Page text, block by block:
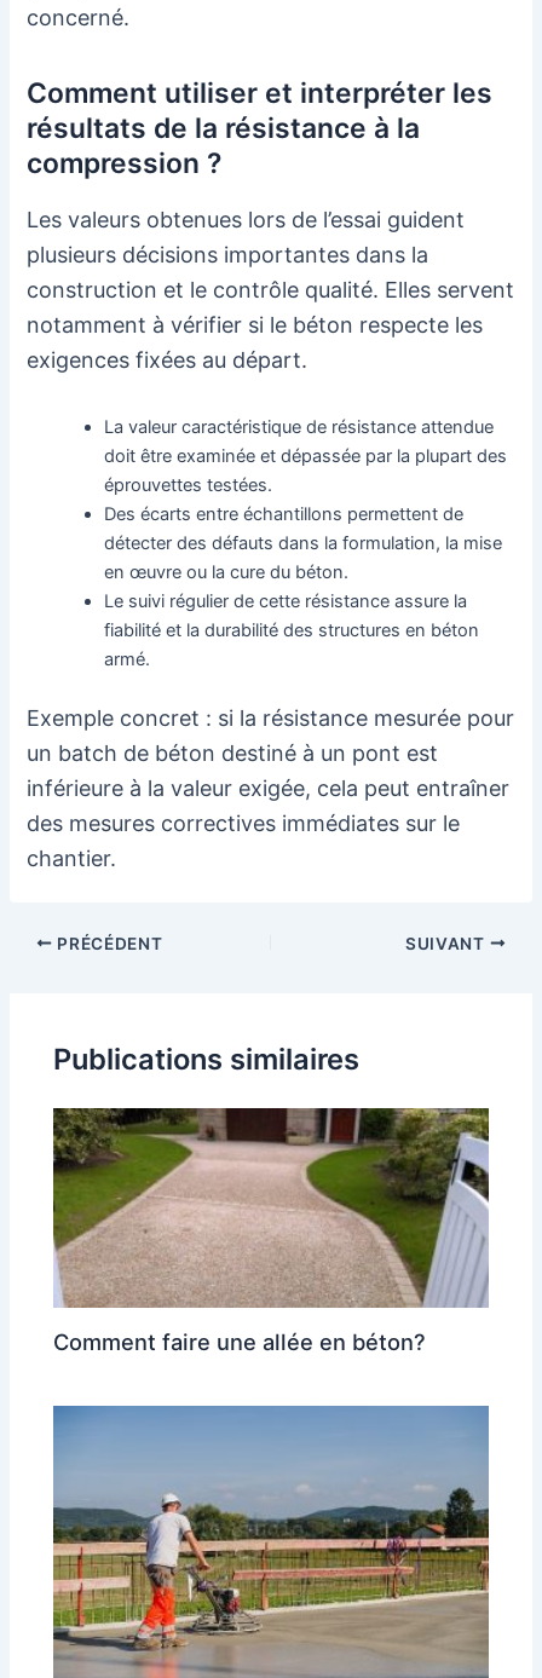
concerné.
Comment utiliser et interpréter les
résultats de la résistance à la
compression ?
Les valeurs obtenues lors de l’essai guident
plusieurs décisions importantes dans la
construction et le contrôle qualité. Elles servent
notamment à vérifier si le béton respecte les
exigences fixées au départ.
La valeur caractéristique de résistance attendue
doit être examinée et dépassée par la plupart des
éprouvettes testées.
Des écarts entre échantillons permettent de
détecter des défauts dans la formulation, la mise
en œuvre ou la cure du béton.
Le suivi régulier de cette résistance assure la
fiabilité et la durabilité des structures en béton
armé.
Exemple concret : si la résistance mesurée pour
un batch de béton destiné à un pont est
inférieure à la valeur exigée, cela peut entraîner
des mesures correctives immédiates sur le
chantier.
NavigationPRÉCÉDENT SUIVANT
Publications similaires
Comment faire une allée en béton?